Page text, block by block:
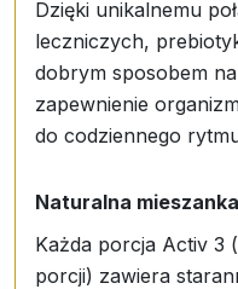
Dzięki unikalnemu
leczniczych,
dobrym sposobem
zapewnienie
do codziennego
Naturalna
Każda porcja Activ 3
porcji) zawiera